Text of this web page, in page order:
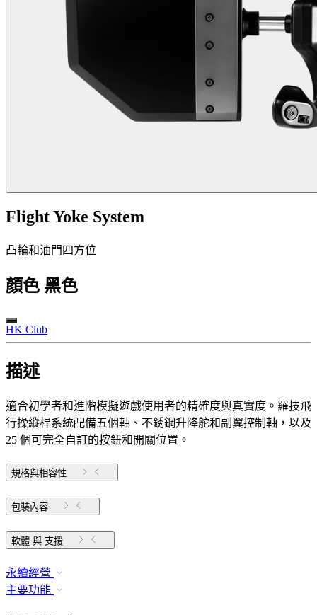
Flight Yoke System
凸輪和油門四方位
顏色 黑色
HK Club
描述
適合初學者和進階模擬遊戲使用者的精確度與真實度。羅技飛
行操縱桿系統配備五個軸、不銹鋼升降舵和副翼控制軸，以及
25 個可完全自訂的按鈕和開關位置。
規格與相容性
包裝內容
軟體 與 支援
永續經營
主要功能